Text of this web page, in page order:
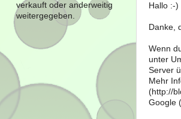
Hallo :-)
Danke,
Wenn
unter
Server
Mehr
(http://
Google
verkauft oder anderweitig
weitergegeben.